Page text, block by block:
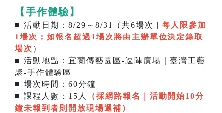
【手作體驗】
■ 活動日期：8/29～8/31（共6場次 | 每人限參加
1場次；如報名超過1場次將由主辦單位決定錄取
場次 ）
■ 活動地點：宜蘭傳藝園區-逗陣廣場｜臺灣工藝
聚-手作體驗區
■ 場次時間：60分鐘
■ 課程人數：15人
（採網路報名｜ 活動開始10分
鐘未報到者則開放現場遞補 ）